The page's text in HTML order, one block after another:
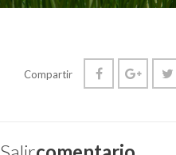
Compartir